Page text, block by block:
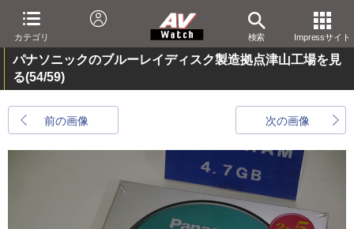
カテゴリ 検索 Impressサイト
パナソニックのブルーレイディスク製造拠点津山工場を見
る(54/59)
前の画像 次の画像